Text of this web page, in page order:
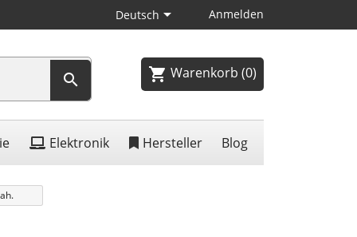
Deutsch Anmelden
 shopping_cart Warenkorb (0)
Elektronik Hersteller Blog